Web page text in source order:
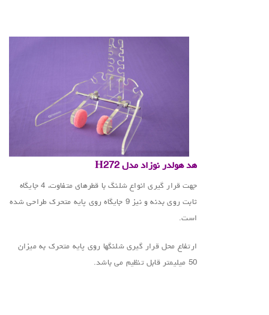
هد هولدر نوزاد مدل H272
جهت قرار گیری انواع شلنگ با قطرهای متفاوت، 4 جایگاه
ثابت روی بدنه و نیز 9 جایگاه روی پایه متحرک طراحی شده
است.
ارتفاع محل قرار گیری شلنگها روی پایه متحرک به میزان
50 میلیمتر قابل تنظیم می باشد.